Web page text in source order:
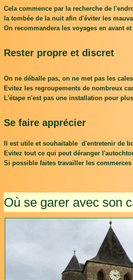
Cela commence par la recherche de
la tombée de la nuit afin d'éviter les
On recommandera les voyages en avant
Rester propre et discret
On ne déballe pas, on ne met pas les
Evitez les regroupements de nombreux
L'étape n'est pas une installation pour
Se faire apprécier
Il est utile et souhaitable d'entretenir de
Evitez tout ce qui peut déranger
Si possible faites travailler les
Où se garer avec son